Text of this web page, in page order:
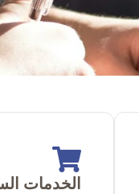
الخدمات